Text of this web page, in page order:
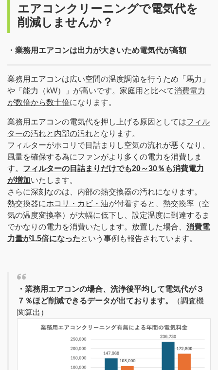
エアコンクリーニングで電気代を
削減しませんか？
・業務用エアコンは出力が大きいため電気代が高額
業務用エアコンは広い空間の温度調節を行うため「馬力」
や「能力（kW）」が高いです。家庭用と比べて消費電力
が数倍から数十倍になります。
業務用エアコンの電気代を押し上げる原因としてはフィル
ターの汚れと内部の汚れとなります。
フィルターがホコリで目詰まりし空気の流れが悪くなり、
風量を確保する為にファンがより多くの電力を消費しま
す。 フィルターの目詰まりだけでも20～30％も消費電力
が増加いたします。
さらに深刻なのは、内部の熱交換器の汚れになります。
熱交換器にホコリ・カビ・油が付着すると、熱交換率（空
気の温度変換率）が大幅に低下し、設定温度に到達するま
でかなりの電力を消費いたします。放置した場合、 消費電
力量が1.5倍になったという事例も報告されています。
・業務用エアコンの場合、洗浄後平均して電気代が３
７％ほど削減できるデータが出ております。
（調査機
関算出）